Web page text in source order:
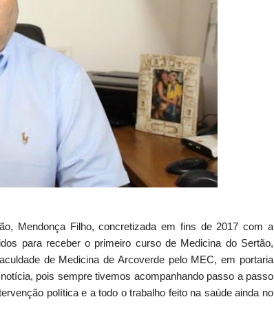
Mendonça Filho, concretizada em fins de 2017 com a
para receber o primeiro curso de Medicina do Sertão,
de Medicina de Arcoverde pelo MEC, em portaria
pois sempre tivemos acompanhando passo a passo
política e a todo o trabalho feito na saúde ainda no